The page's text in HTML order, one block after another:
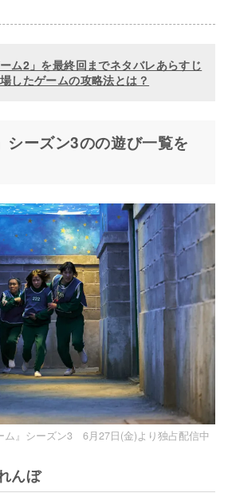
ーム2」を最終回までネタバレあらすじ
したゲームの攻略法とは？
シーズン3のの遊び一覧を
ム』シーズン3 6月27日(金)より独占配信中
んぼ